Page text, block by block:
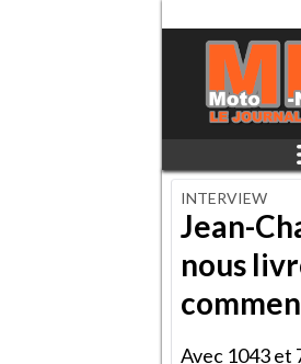
INTERVIEW
Jean-
nous
Avec 1043 et